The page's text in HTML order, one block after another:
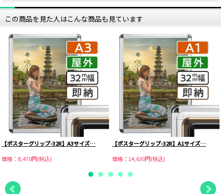
この商品を見た人はこんな商品も見ています
【ポスターグリップ-32R】A3サイズ…
価格：8,470円(税込)
【ポスターグリップ-32R】A1サイズ…
価格：14,630円(税込)